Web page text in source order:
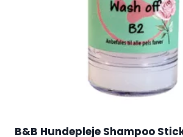
B&B Hundepleje Shampoo